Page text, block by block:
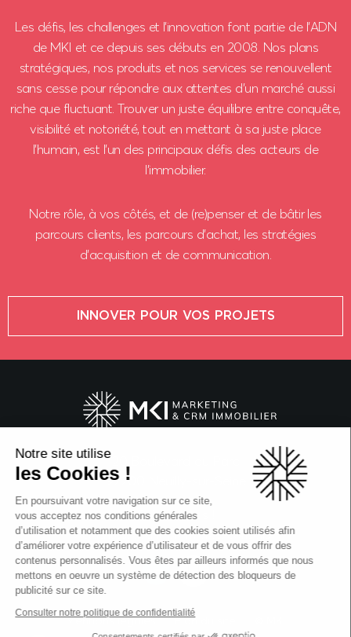
Les défis, les challenges et l’innovation font partie de l’ADN
de MKI et ce depuis ses débuts en 2008. Nos plans
stratégiques, nos produits et nos services se renouvellent
sans cesse pour répondre aux attentes d’un marché aussi
riche que fluctuant. Trouver un juste équilibre entre conquête,
visibilité et notoriété, tout en mettant à sa juste place
l’humain, est l’un des principaux défis des acteurs de
l’immobilier.
Notre rôle, à vos côtés, et de (re)penser et de bâtir les
parcours clients, les parcours d’achat, les stratégies
d’acquisition et de communication.
INNOVER POUR VOS PROJETS
92200 Neuilly-sur-Seine
Suivez-nous !
Actualités, avant-premières, conseils...
Mentions légales Plan du site
Notre site utilise
les Cookies !
En poursuivant votre navigation sur ce site,
vous acceptez nos conditions générales
d’utilisation et notamment que des cookies soient utilisés afin
d’améliorer votre expérience d’utilisateur et de vous offrir des
contenus personnalisés. Vous êtes par ailleurs informés que nous
mettons en oeuvre un système de détection des bloqueurs de
publicité sur ce site.
Consulter notre politique de confidentialité